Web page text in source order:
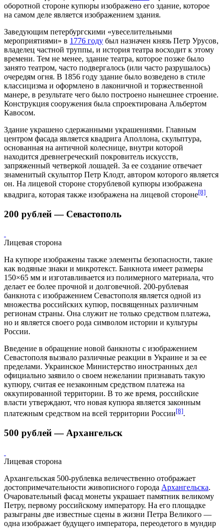
оборотной стороне купюры изображено его здание, которое
на самом деле является изображением здания.
Заведующим петербургскими «увеселительными
мероприятиями» в 1776 году был назначен князь Петр Урусов,
владелец частной труппы, и история театра восходит к этому
времени. Тем не менее, здание театра, которое позже было
занято театром, часто подвергалось (или часто разрушалось)
очередям огня. В 1856 году здание было возведено в стиле
классицизма и оформлено в лаконичной и торжественной
манере, в результате чего было построено нынешнее строение.
Конструкция сооружения была спроектирована Альбертом
Кавосом.
Здание украшено сдержанными украшениями. Главным
центром фасада является квадрига Аполлона, скульптура,
основанная на античной колеснице, внутри которой
находится древнегреческий покровитель искусств,
запряженный четверкой лошадей. За ее создание отвечает
знаменитый скульптор Петр Клодт, автором которого является
он. На лицевой стороне сторублевой купюры изображена
квадрига, которая также изображена на лицевой стороне[8].
200 рублей — Севастополь
Лицевая сторона
На купюре изображены также элементы безопасности, такие
как водяные знаки и микротекст. Банкнота имеет размеры
150×65 мм и изготавливается из полимерного материала, что
делает ее более прочной и долговечной. 200-рублевая
банкнота с изображением Севастополя является одной из
множества российских купюр, посвященных различным
регионам страны. Она служит не только средством платежа,
но и является своего рода символом истории и культуры
России.
Введение в обращение новой банкноты с изображением
Севастополя вызвало различные реакции в Украине и за ее
пределами. Украинское Министерство иностранных дел
официально заявило о своем нежелании признавать такую
купюру, считая ее незаконным средством платежа на
оккупированной территории. В то же время, российские
власти утверждают, что новая купюра является законным
платежным средством на всей территории России[8].
500 рублей — Архангельск
Лицевая сторона
Архангельская 500-рублевка величественно отображает
достопримечательности живописного города Архангельска.
Очаровательный фасад монеты украшает памятник великому
Петру, первому российскому императору. На его площадке
разыграны две известные сцены в жизни Петра Великого —
одна изображает будущего императора, переодетого в мундир